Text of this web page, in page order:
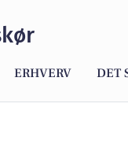
ERHVERV DET